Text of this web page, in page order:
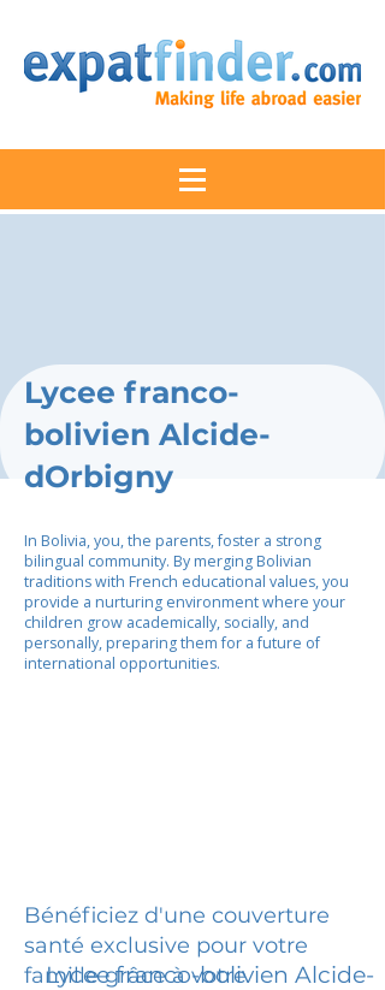
Lycee franco-
bolivien Alcide-
dOrbigny
In Bolivia, you, the parents, foster a strong
bilingual community. By merging Bolivian
traditions with French educational values, you
provide a nurturing environment where your
children grow academically, socially, and
personally, preparing them for a future of
international opportunities.
Bénéficiez d'une couverture
santé exclusive pour votre
famille grâce à votre
Lycee franco-bolivien Alcide-